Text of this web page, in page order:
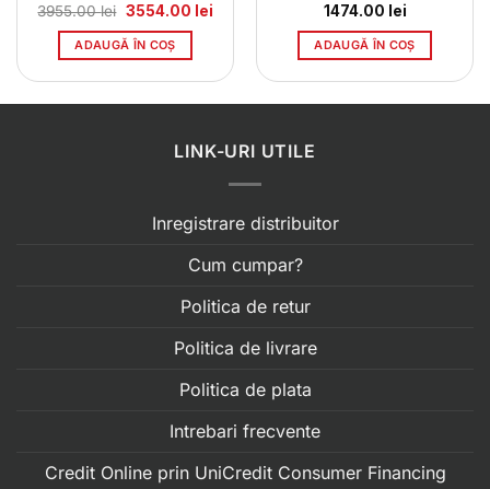
3955.00lei Prețul
a
fost:
3554.00 leiPrețul
ADAUGĂ ÎN COȘ
1474.00 lei
ADAUGĂ ÎN COȘ
LINK-URI UTILE
Inregistrare distribuitor
Cum cumpar?
Politica de retur
Politica de livrare
Politica de plata
Intrebari frecvente
Credit Online prin UniCredit Consumer Financing